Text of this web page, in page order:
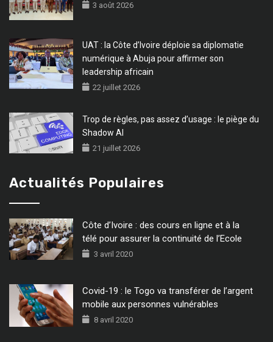
3 août 2026
UAT : la Côte d’Ivoire déploie sa diplomatie
numérique à Abuja pour affirmer son
leadership africain
22 juillet 2026
Trop de règles, pas assez d’usage : le piège du
Shadow AI
21 juillet 2026
Actualités Populaires
Côte d’Ivoire : des cours en ligne et à la
télé pour assurer la continuité de l’Ecole
3 avril 2020
Covid-19 : le Togo va transférer de l’argent
mobile aux personnes vulnérables
8 avril 2020